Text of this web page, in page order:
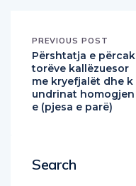
PREVIOUS POST
Përshtatja e përcak
torëve kallëzuesor
me kryefjalët dhe k
undrinat homogjen
e (pjesa e parë)
Search